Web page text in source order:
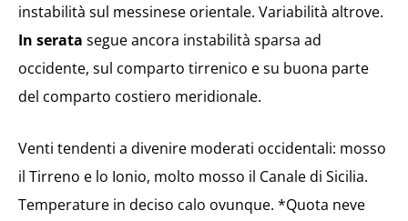
instabilità sul messinese orientale. Variabilità altrove.
In serata segue ancora instabilità sparsa ad
occidente, sul comparto tirrenico e su buona parte
del comparto costiero meridionale.
Venti tendenti a divenire moderati occidentali: mosso
il Tirreno e lo Ionio, molto mosso il Canale di Sicilia.
Temperature in deciso calo ovunque. *Quota neve